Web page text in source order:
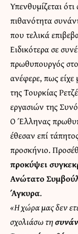
Υπενθυμίζεται
πιθανότητα
που τελικά
Ειδικότερα σε
πρωθυπουργός
ανέφερε, πως
της Τουρκίας
εργασιών της
Ο Έλληνας
έθεσαν επί
προσκήνιο.
προκύψει
Ανώτατο
Άγκυρα.
«Η χώρα μας δεν
σχολιάσω τη